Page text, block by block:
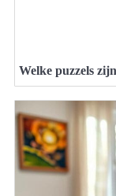
Welke puzzels